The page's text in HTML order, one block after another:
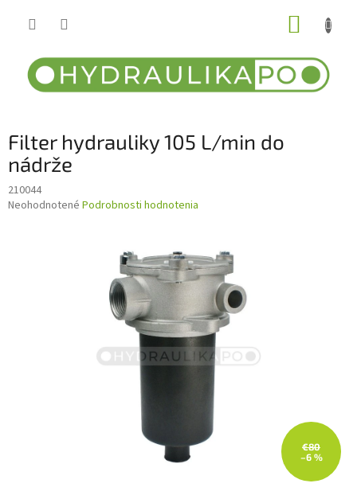
Filter hydrauliky 105 L/min do
nádrže
210044
Priemerné
Neohodnotené Podrobnosti hodnotenia
€80
–6 %